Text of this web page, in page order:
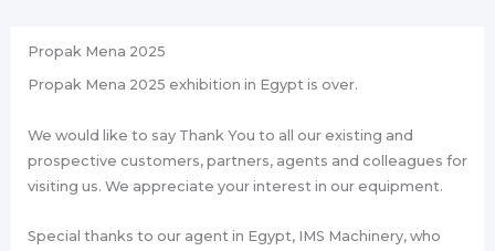
Propak Mena 2025
Propak Mena 2025 exhibition in Egypt is over.
We would like to say Thank You to all our existing and
prospective customers, partners, agents and colleagues for
visiting us. We appreciate your interest in our equipment.
Special thanks to our agent in Egypt, IMS Machinery, who